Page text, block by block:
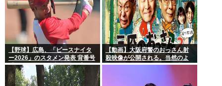
【野球】広島、「ピースナイタ
ー2026」のスタメン発表 背番号
「86」で統一 秋山がカープ移籍
後初の4番 小園は6番
【動画】大阪府警のおっさん射
殺映像が公開される。当然のよ
うに無抵抗だったことが発覚